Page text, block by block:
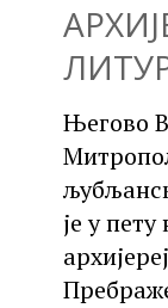
Његово
је у